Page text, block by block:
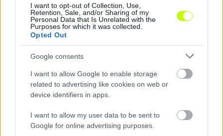
I want to opt-out of Collection, Use,
Retention, Sale, and/or Sharing of my
Personal Data that Is Unrelated with the
Purposes for which it was collected.
Opted Out
Google consents
I want to allow Google to enable storage
related to advertising like cookies on web or
device identifiers in apps.
I want to allow my user data to be sent to
Google for online advertising purposes.
Három évvel hosszabbított a Kispest-Honvéddal a mindössze 17
éves Kovács Erik, aki már 16 évesen bemutatkozott az első
csapatban.
Hírek